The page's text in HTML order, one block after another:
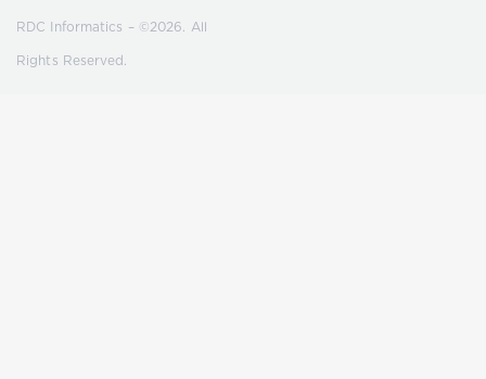
RDC Informatics – ©2026. All
Rights Reserved.